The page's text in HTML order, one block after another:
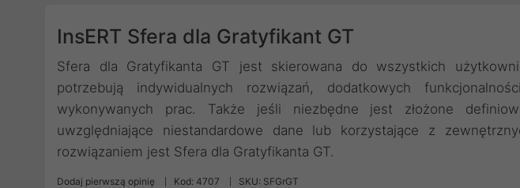
InsERT Sfera dla Gratyfikant GT
Sfera dla Gratyfikanta GT jest skierowana do wszystkich
potrzebują indywidualnych rozwiązań, dodatkowych
wykonywanych prac. Także jeśli niezbędne jest złożone
uwzględniające niestandardowe dane lub korzystające z
rozwiązaniem jest Sfera dla Gratyfikanta GT.
Dodaj pierwszą opinię Kod: 4707 SKU: SFGrGT